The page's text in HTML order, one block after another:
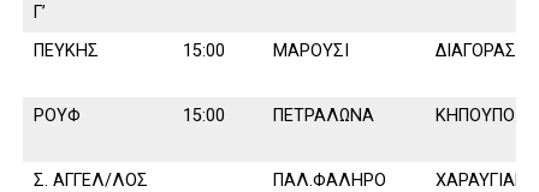
Γ’
ΠΕΥΚΗΣ 15:00 ΜΑΡΟΥΣΙ ∆ΙΑΓΟΡΑΣ
ΡΟΥΦ 15:00 ΠΕΤΡΑΛΩΝΑ
Σ. ΑΓΓΕΛ/ΛΟΣ
ΠΑΛ.ΦΑΛΗΡΟ